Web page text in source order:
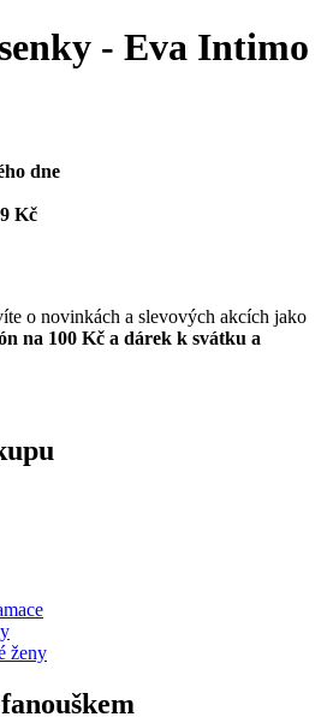
- Eva Intimo
dne
Kč
o novinkách a slevových akcích jako
na 100 Kč a dárek k svátku a
ženy